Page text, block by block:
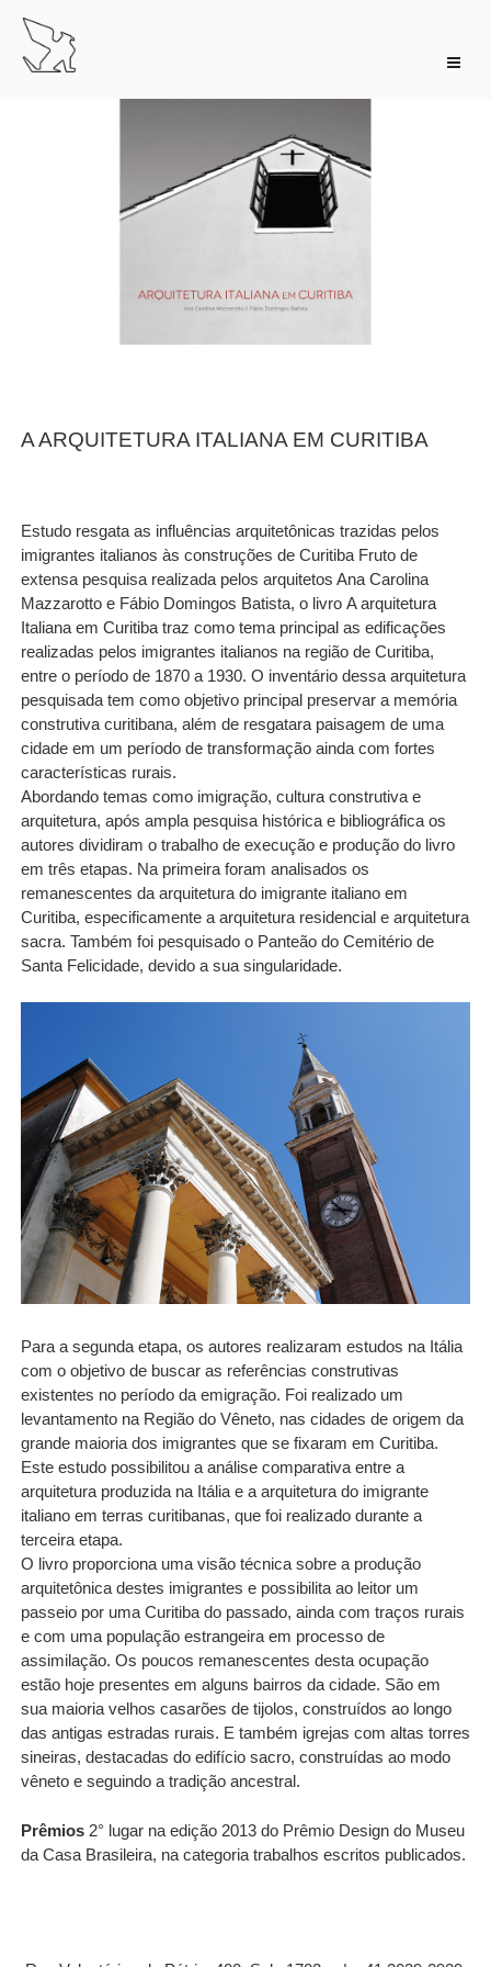
para
A ARQUITETURA ITALIANA EM CURITIBA
Estudo resgata as influências arquitetônicas trazidas pelos
imigrantes italianos às construções de Curitiba Fruto de
extensa pesquisa realizada pelos arquitetos Ana Carolina
Mazzarotto e Fábio Domingos Batista, o livro A arquitetura
Italiana em Curitiba traz como tema principal as edificações
realizadas pelos imigrantes italianos na região de Curitiba,
entre o período de 1870 a 1930. O inventário dessa arquitetura
pesquisada tem como objetivo principal preservar a memória
construtiva curitibana, além de resgatara paisagem de uma
cidade em um período de transformação ainda com fortes
características rurais.
Abordando temas como imigração, cultura construtiva e
arquitetura, após ampla pesquisa histórica e bibliográfica os
autores dividiram o trabalho de execução e produção do livro
em três etapas. Na primeira foram analisados os
remanescentes da arquitetura do imigrante italiano em
Curitiba, especificamente a arquitetura residencial e arquitetura
sacra. Também foi pesquisado o Panteão do Cemitério de
Santa Felicidade, devido a sua singularidade.
Para a segunda etapa, os autores realizaram estudos na Itália
com o objetivo de buscar as referências construtivas
existentes no período da emigração. Foi realizado um
levantamento na Região do Vêneto, nas cidades de origem da
grande maioria dos imigrantes que se fixaram em Curitiba.
Este estudo possibilitou a análise comparativa entre a
arquitetura produzida na Itália e a arquitetura do imigrante
italiano em terras curitibanas, que foi realizado durante a
terceira etapa.
O livro proporciona uma visão técnica sobre a produção
arquitetônica destes imigrantes e possibilita ao leitor um
passeio por uma Curitiba do passado, ainda com traços rurais
e com uma população estrangeira em processo de
assimilação. Os poucos remanescentes desta ocupação
estão hoje presentes em alguns bairros da cidade. São em
sua maioria velhos casarões de tijolos, construídos ao longo
das antigas estradas rurais. E também igrejas com altas torres
sineiras, destacadas do edifício sacro, construídas ao modo
vêneto e seguindo a tradição ancestral.
Prêmios2° lugar na edição 2013 do Prêmio Design do Museu
da Casa Brasileira, na categoria trabalhos escritos publicados.